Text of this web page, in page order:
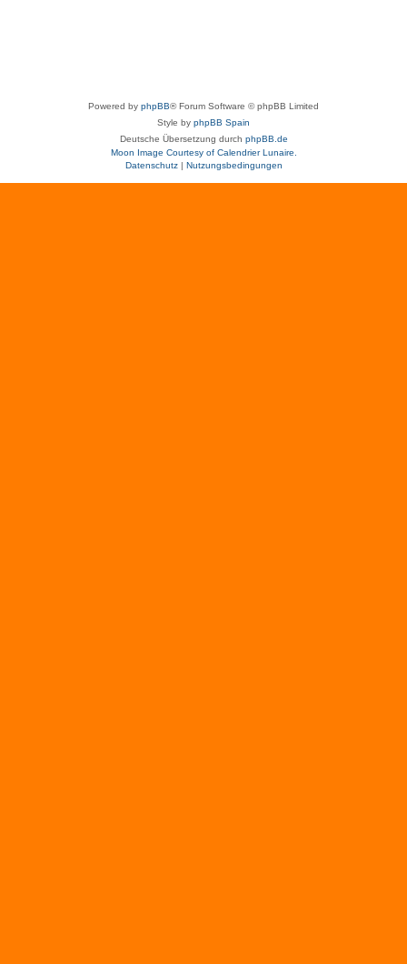
Powered by phpBB® Forum Software © phpBB Limited
Style by phpBB Spain
Deutsche Übersetzung durch phpBB.de
Moon Image Courtesy of Calendrier Lunaire.
Datenschutz| Nutzungsbedingungen